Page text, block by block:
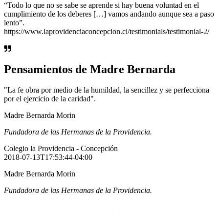
“Todo lo que no se sabe se aprende si hay buena voluntad en el
cumplimiento de los deberes […] vamos andando aunque sea a paso
lento”.
https://www.laprovidenciaconcepcion.cl/testimonials/testimonial-2/
Pensamientos de Madre Bernarda
"La fe obra por medio de la humildad, la sencillez y se perfecciona
por el ejercicio de la caridad".
Madre Bernarda Morin
Fundadora de las Hermanas de la Providencia.
Colegio la Providencia - Concepción
2018-07-13T17:53:44-04:00
Madre Bernarda Morin
Fundadora de las Hermanas de la Providencia.